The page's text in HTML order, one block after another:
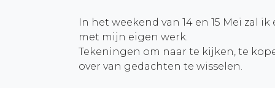
In het weekend van 14 en 15 Mei zal ik
met mijn eigen werk.
Tekeningen om naar te kijken, te
over van gedachten te wisselen.